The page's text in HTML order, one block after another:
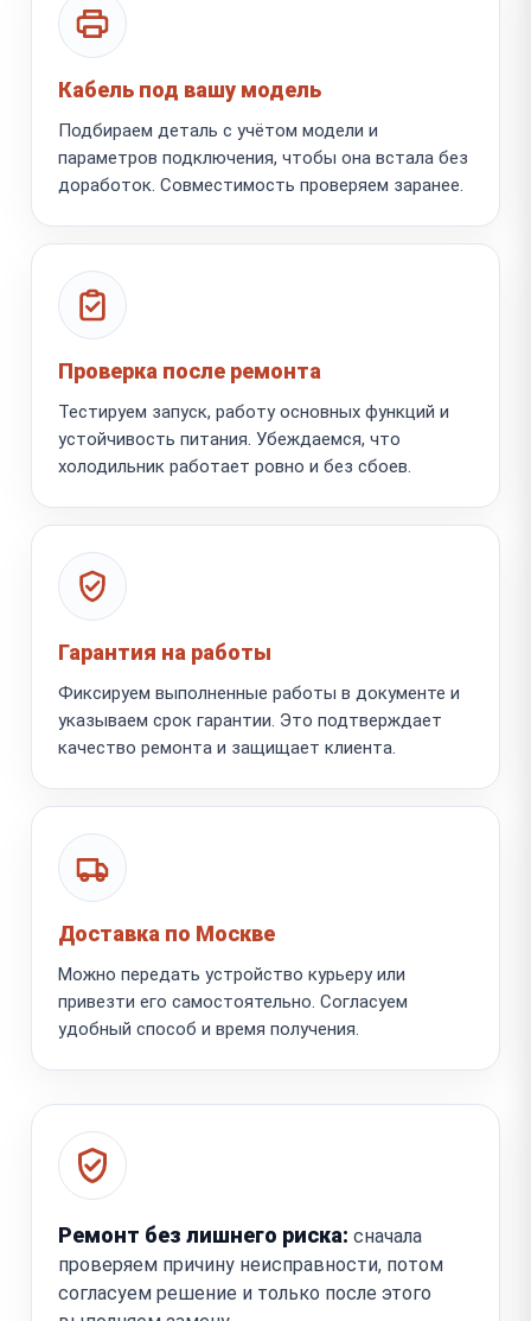
Кабель под вашу модель
Подбираем деталь с учётом модели и
параметров подключения, чтобы она встала без
доработок. Совместимость проверяем заранее.
Проверка после ремонта
Тестируем запуск, работу основных функций и
устойчивость питания. Убеждаемся, что
холодильник работает ровно и без сбоев.
Гарантия на работы
Фиксируем выполненные работы в документе и
указываем срок гарантии. Это подтверждает
качество ремонта и защищает клиента.
Доставка по Москве
Можно передать устройство курьеру или
привезти его самостоятельно. Согласуем
удобный способ и время получения.
Ремонт без лишнего риска: сначала
проверяем причину неисправности, потом
согласуем решение и только после этого